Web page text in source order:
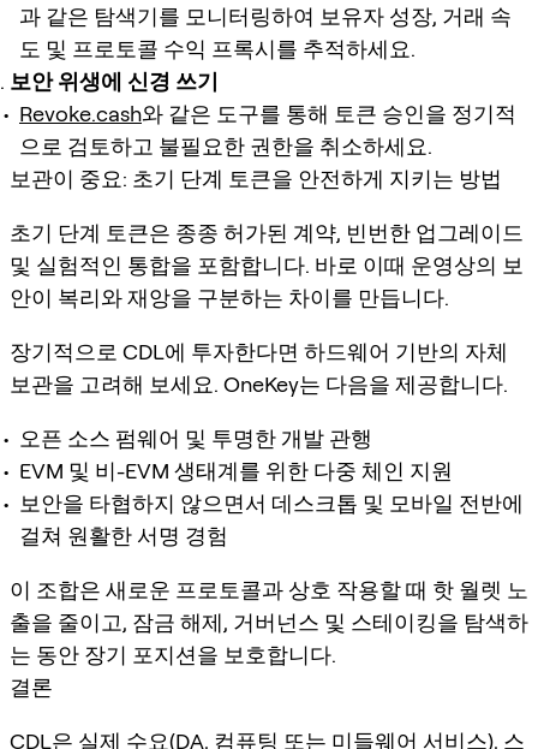
과 같은 탐색기를 모니터링하여 보유자 성장, 거래 속
도 및 프로토콜 수익 프록시를 추적하세요.
보안 위생에 신경 쓰기
Revoke.cash와 같은 도구를 통해 토큰 승인을 정기적
으로 검토하고 불필요한 권한을 취소하세요.
보관이 중요: 초기 단계 토큰을 안전하게 지키는 방법
초기 단계 토큰은 종종 허가된 계약, 빈번한 업그레이드
및 실험적인 통합을 포함합니다. 바로 이때 운영상의 보
안이 복리와 재앙을 구분하는 차이를 만듭니다.
장기적으로 CDL에 투자한다면 하드웨어 기반의 자체
보관을 고려해 보세요. OneKey는 다음을 제공합니다.
오픈 소스 펌웨어 및 투명한 개발 관행
EVM 및 비-EVM 생태계를 위한 다중 체인 지원
보안을 타협하지 않으면서 데스크톱 및 모바일 전반에
걸쳐 원활한 서명 경험
이 조합은 새로운 프로토콜과 상호 작용할 때 핫 월렛 노
출을 줄이고, 잠금 해제, 거버넌스 및 스테이킹을 탐색하
는 동안 장기 포지션을 보호합니다.
결론
CDL은 실제 수요(DA, 컴퓨팅 또는 미들웨어 서비스), 스